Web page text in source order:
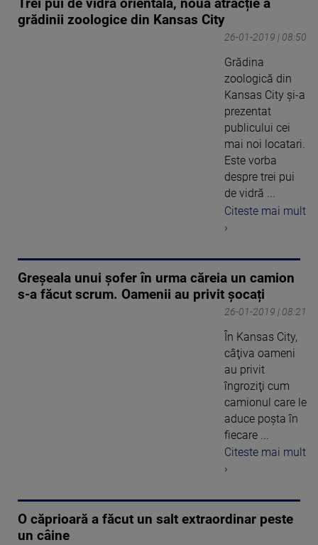
Trei pui de vidră orientală, noua atracție a
grădinii zoologice din Kansas City
26-01-2019 | 08:50
Grădina
zoologică din
Kansas City şi-a
prezentat
publicului cei
mai noi locatari.
Este vorba
despre trei pui
de vidră ...
Citeste mai mult
›
Greșeala unui șofer în urma căreia un camion
s-a făcut scrum. Oamenii au privit șocați
26-01-2019 | 08:21
În Kansas City,
câţiva oameni
au privit
îngroziţi cum
camionul care le
aduce poşta în
fiecare ...
Citeste mai mult
›
O căprioară a făcut un salt extraordinar peste
un câine